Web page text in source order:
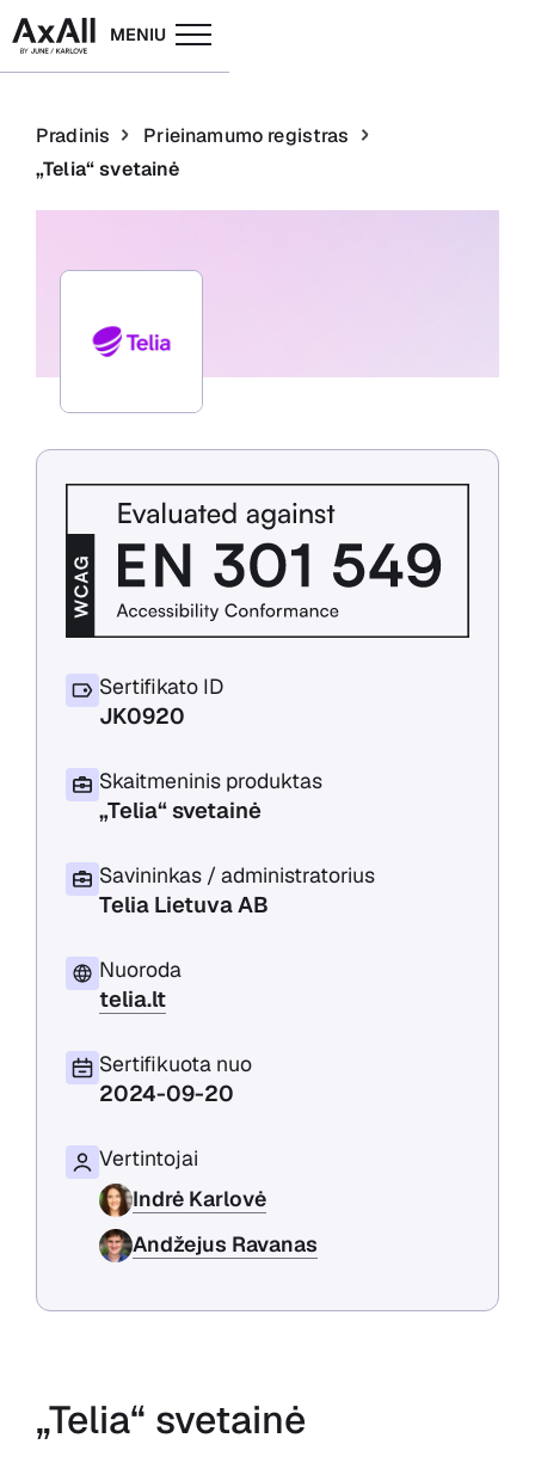
MENIU
Pradinis
Prieinamumo registras
„Telia“ svetainė
Sertifikato ID
JK0920
Skaitmeninis produktas
„Telia“ svetainė
Savininkas / administratorius
Telia Lietuva AB
Nuoroda
telia.lt
Sertifikuota nuo
2024-09-20
Vertintojai
Indrė Karlovė
Andžejus Ravanas
„Telia“ svetainė